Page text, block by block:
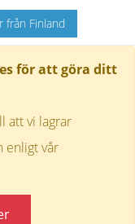
för att göra ditt
att vi lagrar
enligt vår
från Finland